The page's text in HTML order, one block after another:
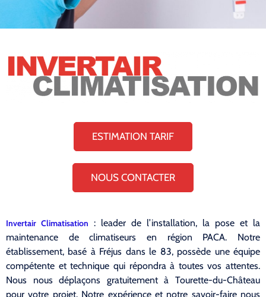
ESTIMATION TARIF
NOUS CONTACTER
Invertair Climatisation : leader de l’installation, la pose et la
maintenance de climatiseurs en région PACA. Notre
établissement, basé à Fréjus dans le 83, possède une équipe
compétente et technique qui répondra à toutes vos attentes.
Nous nous déplaçons gratuitement à Tourette-du-Château
pour votre projet. Notre expérience et notre savoir-faire nous